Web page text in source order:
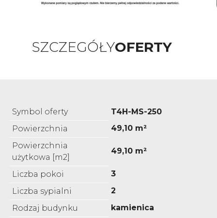
SZCZEGÓŁYOFERTY
Symbol oferty
T4H-MS-250
Powierzchnia
49,10 m²
Powierzchnia
użytkowa [m2]
49,10 m²
Liczba pokoi
3
Liczba sypialni
2
Rodzaj budynku
kamienica